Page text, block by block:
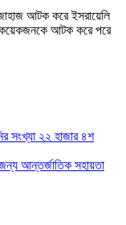
আটক করে ইসরায়েলি
কয়েকজনকে আটক করে পরে
সংখ্যা ২২ হাজার ৪শ
আন্তর্জাতিক সহায়তা